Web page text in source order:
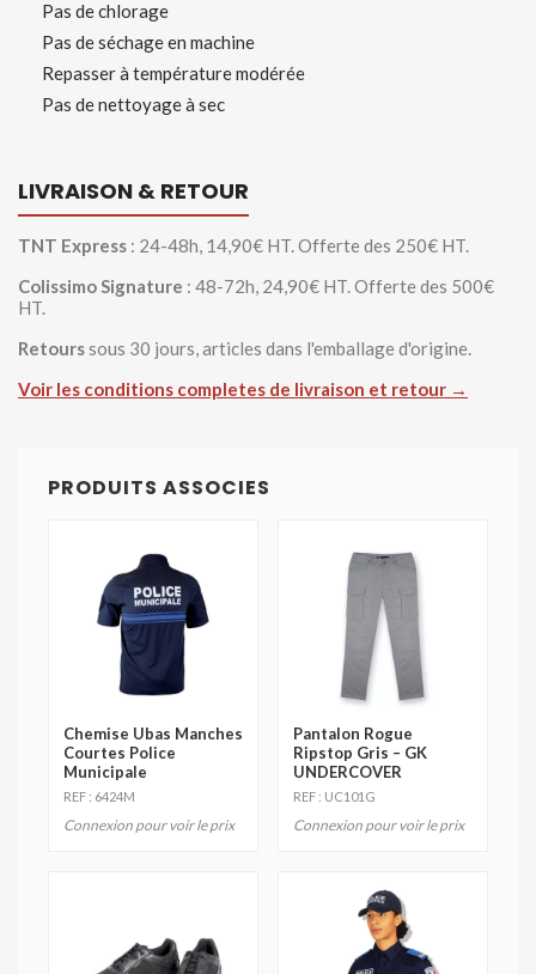
Pas de chlorage
Pas de séchage en machine
Repasser à température modérée
Pas de nettoyage à sec
LIVRAISON & RETOUR
TNT Express : 24-48h, 14,90€ HT. Offerte des 250€ HT.
Colissimo Signature : 48-72h, 24,90€ HT. Offerte des 500€
HT.
Retourssous 30 jours, articles dans l'emballage d'origine.
Voir les conditions completes de livraison et retour →
PRODUITS ASSOCIES
Chemise Ubas Manches
Courtes Police
Municipale
REF : 6424M
Connexion pour voir le prix
Pantalon Rogue
Ripstop Gris – GK
UNDERCOVER
REF : UC101G
Connexion pour voir le prix